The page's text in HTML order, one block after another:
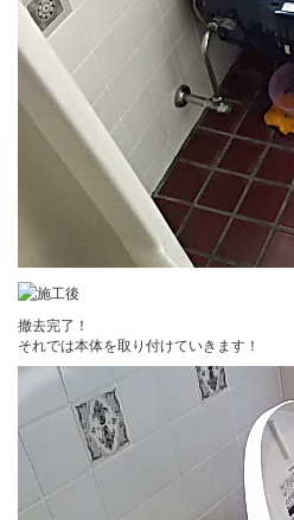
撤去完了！
それでは本体を取り付けていきます！